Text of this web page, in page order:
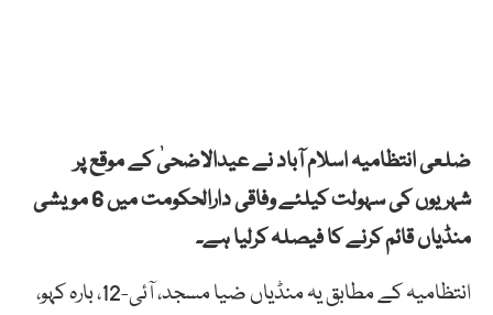
ضلعی انتظامیہ اسلام آباد نے عیدالاضحیٰ کے موقع پر
شہریوں کی سہولت کیلئے وفاقی دارالحکومت میں 6 مویشی
منڈیاں قائم کرنے کا فیصلہ کرلیا ہے۔
انتظامیہ کے مطابق یہ منڈیاں ضیا مسجد، آئی-12، بارہ کہو،